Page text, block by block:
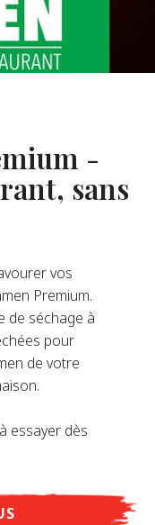
-
sans
vos
Premium.
de séchage à
pour
de votre
essayer dès